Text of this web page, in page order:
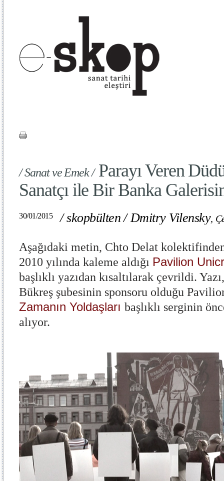
/ Sanat ve Emek /Parayı Veren
Sanatçı ile Bir Banka
30/01/2015 /skopbülten /Dmitry Vilensky,
Aşağıdaki metin, Chto Delat
2010 yılında kaleme aldığı Pavilion
başlıklı yazıdan kısaltılarak çevrildi.
Bükreş şubesinin sponsoru olduğu
Zamanın Yoldaşları başlıklı serginin
alıyor.